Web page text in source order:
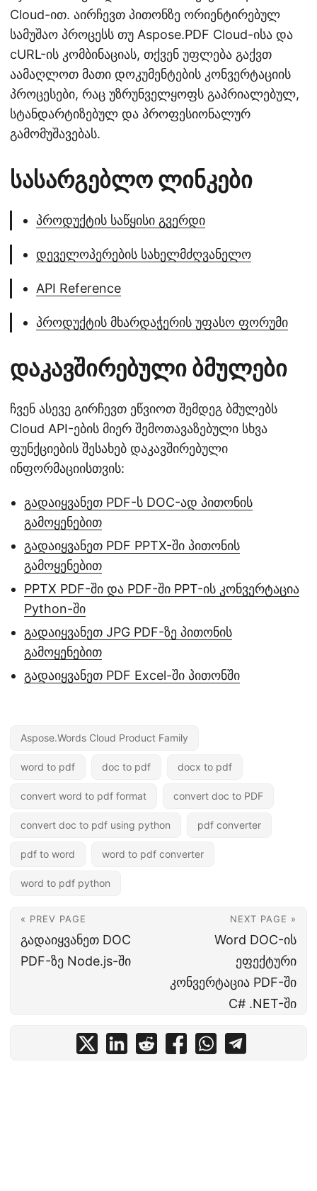
Cloud-ით. აირჩევთ პითონზე ორიენტირებულ
სამუშაო პროცესს თუ Aspose.PDF Cloud-ისა და
cURL-ის კომბინაციას, თქვენ უფლება გაქვთ
აამაღლოთ მათი დოკუმენტების კონვერტაციის
პროცესები, რაც უზრუნველყოფს გაპრიალებულ,
სტანდარტიზებულ და პროფესიონალურ
გამომუშავებას.
სასარგებლო ლინკები
პროდუქტის საწყისი გვერდი
დეველოპერების სახელმძღვანელო
API Reference
პროდუქტის მხარდაჭერის უფასო ფორუმი
დაკავშირებული ბმულები
ჩვენ ასევე გირჩევთ ეწვიოთ შემდეგ ბმულებს
Cloud API-ების მიერ შემოთავაზებული სხვა
ფუნქციების შესახებ დაკავშირებული
ინფორმაციისთვის:
გადაიყვანეთ PDF-ს DOC-ად პითონის
გამოყენებით
გადაიყვანეთ PDF PPTX-ში პითონის
გამოყენებით
PPTX PDF-ში და PDF-ში PPT-ის კონვერტაცია
Python-ში
გადაიყვანეთ JPG PDF-ზე პითონის
გამოყენებით
გადაიყვანეთ PDF Excel-ში პითონში
Aspose.Words Cloud Product Family
word to pdf doc to pdf docx to pdf
convert word to pdf format convert doc to PDF
convert doc to pdf using python pdf converter
pdf to word word to pdf converter
word to pdf python
« PREV PAGE
გადაიყვანეთ DOC
PDF-ზე Node.js-ში
NEXT PAGE »
Word DOC-ის
ეფექტური
კონვერტაცია PDF-ში
C# .NET-ში